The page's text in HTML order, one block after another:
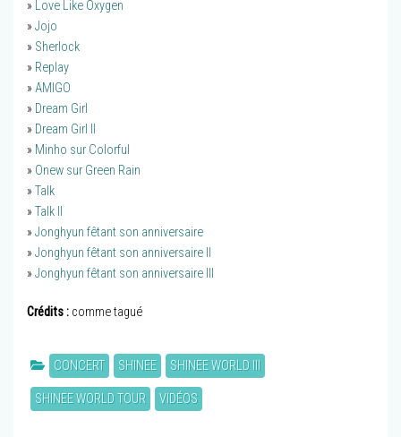
» Love Like Oxygen
» Jojo
» Sherlock
» Replay
» AMIGO
» Dream Girl
» Dream Girl II
» Minho sur Colorful
» Onew sur Green Rain
» Talk
» Talk II
» Jonghyun fêtant son anniversaire
» Jonghyun fêtant son anniversaire II
» Jonghyun fêtant son anniversaire III
Crédits : comme tagué
CONCERT SHINEE SHINEE WORLD III
SHINEE WORLD TOUR VIDÉOS